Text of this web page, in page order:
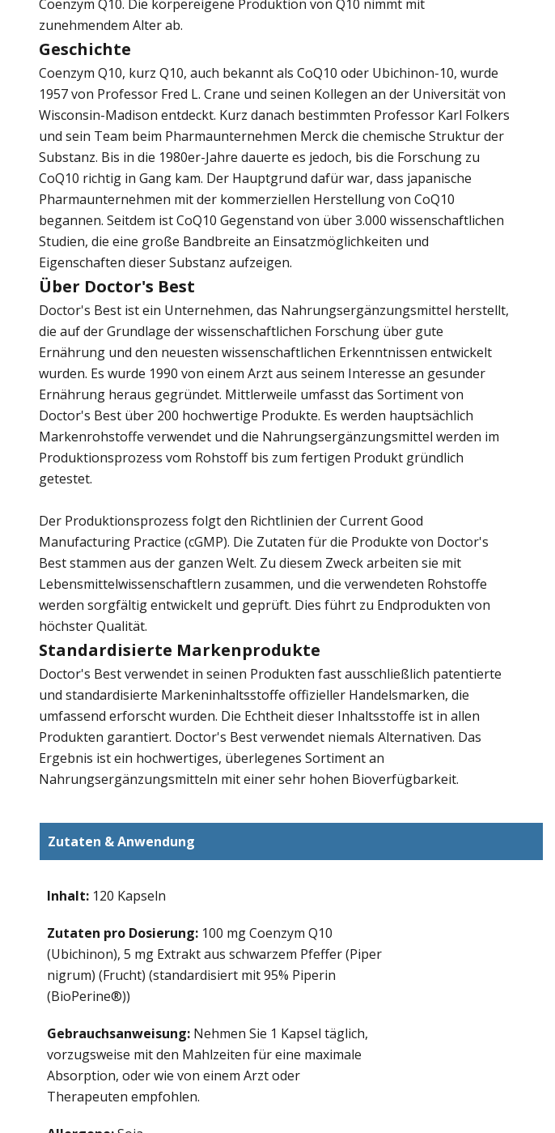
Coenzym Q10. Die körpereigene Produktion von Q10 nimmt mit
zunehmendem Alter ab.
Geschichte
Coenzym Q10, kurz Q10, auch bekannt als CoQ10 oder Ubichinon-10, wurde
1957 von Professor Fred L. Crane und seinen Kollegen an der Universität von
Wisconsin-Madison entdeckt. Kurz danach bestimmten Professor Karl Folkers
und sein Team beim Pharmaunternehmen Merck die chemische Struktur der
Substanz. Bis in die 1980er-Jahre dauerte es jedoch, bis die Forschung zu
CoQ10 richtig in Gang kam. Der Hauptgrund dafür war, dass japanische
Pharmaunternehmen mit der kommerziellen Herstellung von CoQ10
begannen. Seitdem ist CoQ10 Gegenstand von über 3.000 wissenschaftlichen
Studien, die eine große Bandbreite an Einsatzmöglichkeiten und
Eigenschaften dieser Substanz aufzeigen.
Über Doctor's Best
Doctor's Best ist ein Unternehmen, das Nahrungsergänzungsmittel herstellt,
die auf der Grundlage der wissenschaftlichen Forschung über gute
Ernährung und den neuesten wissenschaftlichen Erkenntnissen entwickelt
wurden. Es wurde 1990 von einem Arzt aus seinem Interesse an gesunder
Ernährung heraus gegründet. Mittlerweile umfasst das Sortiment von
Doctor's Best über 200 hochwertige Produkte. Es werden hauptsächlich
Markenrohstoffe verwendet und die Nahrungsergänzungsmittel werden im
Produktionsprozess vom Rohstoff bis zum fertigen Produkt gründlich
getestet.
Der Produktionsprozess folgt den Richtlinien der Current Good
Manufacturing Practice (cGMP). Die Zutaten für die Produkte von Doctor's
Best stammen aus der ganzen Welt. Zu diesem Zweck arbeiten sie mit
Lebensmittelwissenschaftlern zusammen, und die verwendeten Rohstoffe
werden sorgfältig entwickelt und geprüft. Dies führt zu Endprodukten von
höchster Qualität.
Standardisierte Markenprodukte
Doctor's Best verwendet in seinen Produkten fast ausschließlich patentierte
und standardisierte Markeninhaltsstoffe offizieller Handelsmarken, die
umfassend erforscht wurden. Die Echtheit dieser Inhaltsstoffe ist in allen
Produkten garantiert. Doctor's Best verwendet niemals Alternativen. Das
Ergebnis ist ein hochwertiges, überlegenes Sortiment an
Nahrungsergänzungsmitteln mit einer sehr hohen Bioverfügbarkeit.
Zutaten & Anwendung
Inhalt: 120 Kapseln
Zutaten pro Dosierung: 100 mg Coenzym Q10
(Ubichinon), 5 mg Extrakt aus schwarzem Pfeffer (Piper
nigrum) (Frucht) (standardisiert mit 95% Piperin
(BioPerine®))
Gebrauchsanweisung: Nehmen Sie 1 Kapsel täglich,
vorzugsweise mit den Mahlzeiten für eine maximale
Absorption, oder wie von einem Arzt oder
Therapeuten empfohlen.